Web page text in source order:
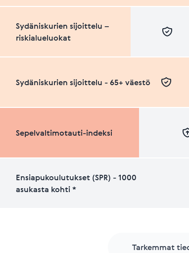
Sydäniskurien sijoittelu –
riskialueluokat
Sydäniskurien sijoittelu - 65+ väestö
Sepelvaltimotauti-indeksi
Ensiapukoulutukset (SPR) - 1000
asukasta kohti *
Tarkemmat